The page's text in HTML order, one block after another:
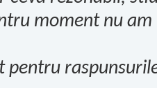
moment nu
pentru